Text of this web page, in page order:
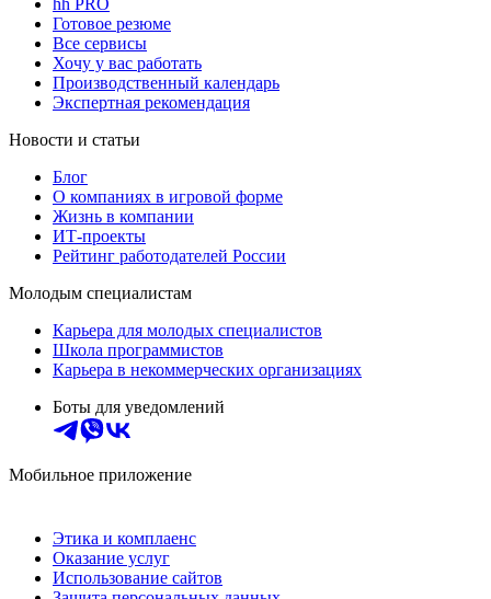
hh PRO
Готовое резюме
Все сервисы
Хочу у вас работать
Производственный календарь
Экспертная рекомендация
Новости и статьи
Блог
О компаниях в игровой форме
Жизнь в компании
ИТ-проекты
Рейтинг работодателей России
Молодым специалистам
Карьера для молодых специалистов
Школа программистов
Карьера в некоммерческих организациях
Боты для уведомлений
Мобильное приложение
Этика и комплаенс
Оказание услуг
Использование сайтов